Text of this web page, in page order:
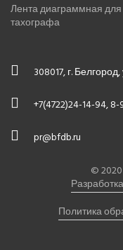
Лента диаграммная для
тахографа
308017, г.
+7(4722)24-14-94,
pr@bfdb.ru
©
Политика